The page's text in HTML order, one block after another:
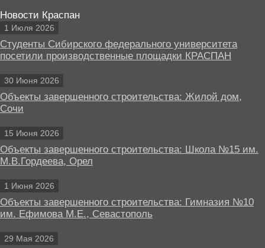
Новости Краспан
1 Июля 2026
Студенты Сибирского федерального университета
посетили производственные площадки КРАСПАН
30 Июня 2026
Объекты завершенного строительства: Жилой дом,
Сочи
15 Июня 2026
Объекты завершенного строительства: Школа №15 им.
М.В.Гордеева, Орел
1 Июня 2026
Объекты завершенного строительства: Гимназия №10
им. Ефимова М.Е., Севастополь
29 Мая 2026